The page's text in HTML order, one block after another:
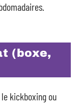
(boxe,
kickboxing ou